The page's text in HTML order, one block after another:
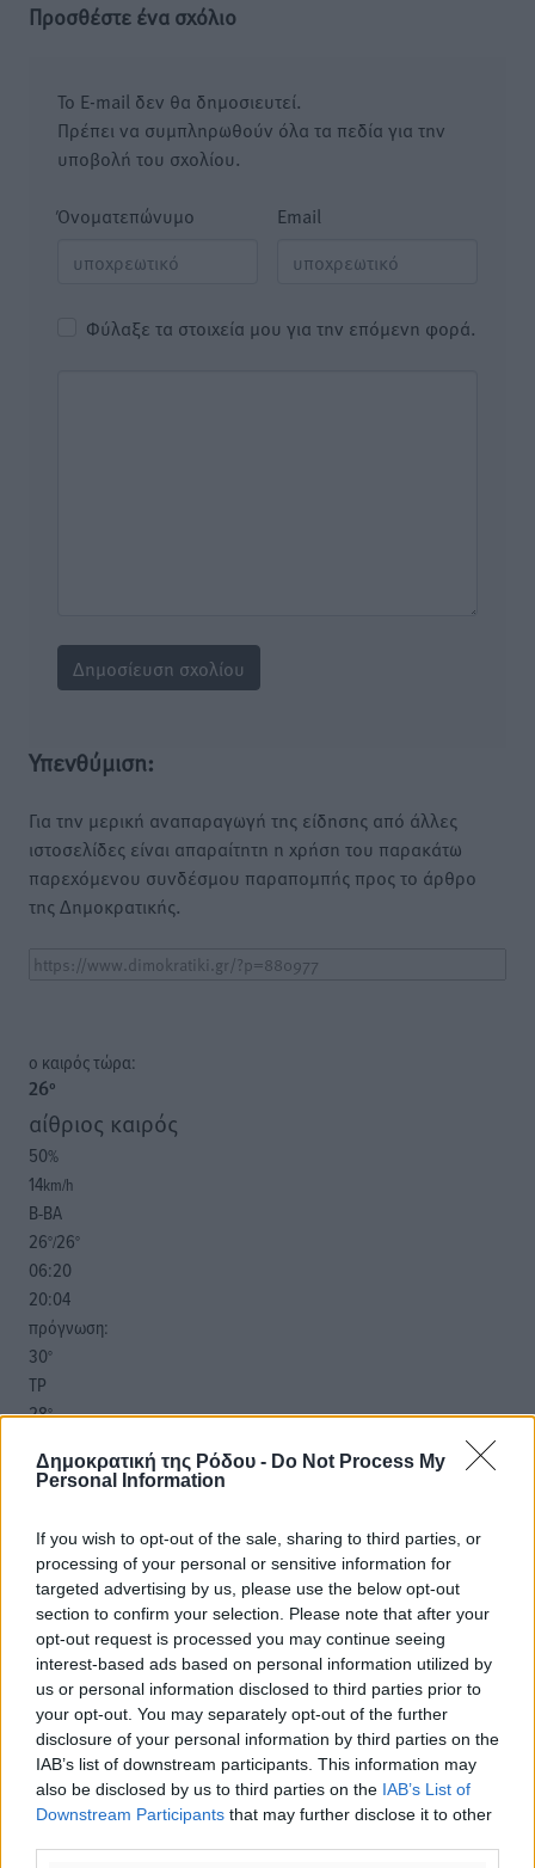
Δημοκρατική της Ρόδου - Do Not Process My
Personal Information
If you wish to opt-out of the sale, sharing to third parties, or
processing of your personal or sensitive information for
targeted advertising by us, please use the below opt-out
section to confirm your selection. Please note that after your
opt-out request is processed you may continue seeing
interest-based ads based on personal information utilized by
us or personal information disclosed to third parties prior to
your opt-out. You may separately opt-out of the further
disclosure of your personal information by third parties on the
IAB’s list of downstream participants. This information may
also be disclosed by us to third parties on the IAB’s List of
Downstream Participants that may further disclose it to other
Προσθέστε ένα σχόλιο
Το E-mail δεν θα δημοσιευτεί.
Πρέπει να συμπληρωθούν όλα τα πεδία για την
υποβολή του σχολίου.
Όνοματεπώνυμο Email
Φύλαξε τα στοιχεία μου για την επόμενη φορά.
Υπενθύμιση:
Για την μερική αναπαραγωγή της είδησης από άλλες
ιστοσελίδες είναι απαραίτητη η χρήση του παρακάτω
παρεχόμενου συνδέσμου παραπομπής προς το άρθρο
της Δημοκρατικής.
o καιρός τώρα:
26°
αίθριος καιρός
50%
14km/h
Β-ΒΑ
26°/26°
06:20
20:04
πρόγνωση:
30°
ΤΡ
28°
28°
30
ΠΑ